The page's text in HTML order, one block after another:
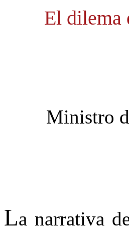
El dilema
Ministro
La narrativa